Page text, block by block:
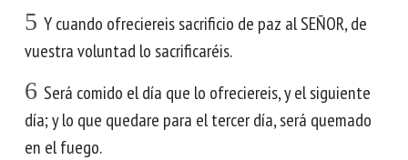
5 Y cuando ofreciereis sacrificio de paz al SEÑOR, de
vuestra voluntad lo sacrificaréis.
6 Será comido el día que lo ofreciereis, y el siguiente
día; y lo que quedare para el tercer día, será quemado
en el fuego.